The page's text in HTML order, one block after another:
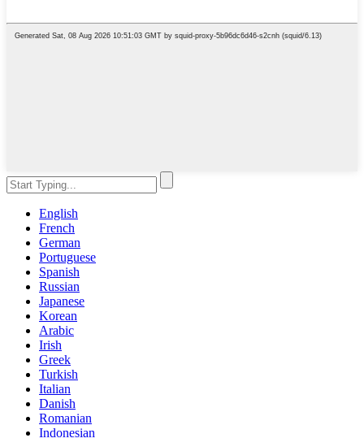
English
French
German
Portuguese
Spanish
Russian
Japanese
Korean
Arabic
Irish
Greek
Turkish
Italian
Danish
Romanian
Indonesian